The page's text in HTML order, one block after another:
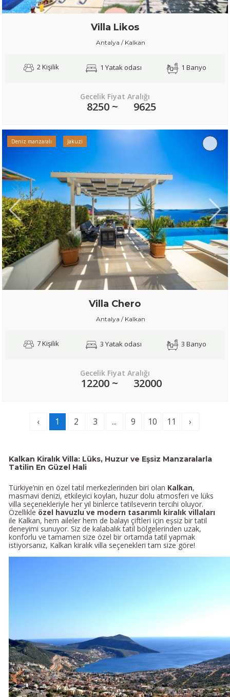
Villa Likos
Antalya / Kalkan
2 Kişilik 1 Yatak odası 1 Banyo
Gecelik Fiyat Aralığı
8250 ~ 9625
Deniz manzaralı Jakuzi
Villa Chero
Antalya / Kalkan
7 Kişilik 3 Yatak odası 3 Banyo
Gecelik Fiyat Aralığı
12200 ~ 32000
‹ 1 2 3 ... 9 10 11 ›
Kalkan Kiralık Villa: Lüks, Huzur ve Eşsiz Manzaralarla
Tatilin En Güzel Hali
Türkiye’nin en özel tatil merkezlerinden biri olan Kalkan,
masmavi denizi, etkileyici koyları, huzur dolu atmosferi ve lüks
villa seçenekleriyle her yıl binlerce tatilseverin tercihi oluyor.
Özellikle özel havuzlu ve modern tasarımlı kiralık villaları
ile Kalkan, hem aileler hem de balayı çiftleri için eşsiz bir tatil
deneyimi sunuyor. Siz de kalabalık tatil bölgelerinden uzak,
konforlu ve tamamen size özel bir ortamda tatil yapmak
istiyorsanız, Kalkan kiralık villa seçenekleri tam size göre!